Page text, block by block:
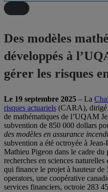
Des modèles
développés à
gérer les risques
Le 19 septembre 2025 – La
risques actuariels (CARA), dirigé
de mathématiques de l’UQAM
subvention de 850 000 dollars
des modèles en assurance
subvention a été octroyée à
Mathieu Pigeon dans le cadre
recherches en sciences
qui finance le projet à hauteur
operators, une coopérative
services financiers, octroie 283